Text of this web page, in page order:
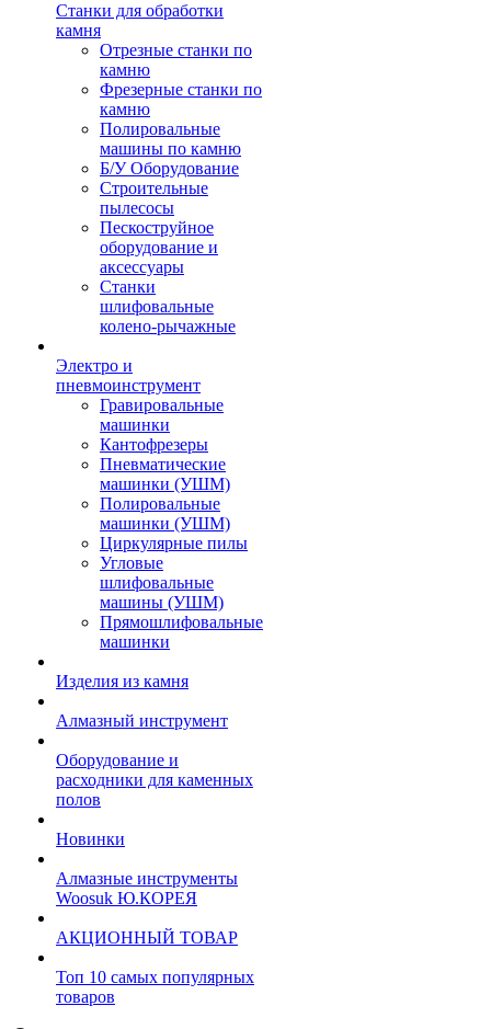
Станки для обработки
камня
Отрезные станки по
камню
Фрезерные станки по
камню
Полировальные
машины по камню
Б/У Оборудование
Строительные
пылесосы
Пескоструйное
оборудование и
аксессуары
Станки
шлифовальные
колено-рычажные
Электро и
пневмоинструмент
Гравировальные
машинки
Кантофрезеры
Пневматические
машинки (УШМ)
Полировальные
машинки (УШМ)
Циркулярные пилы
Угловые
шлифовальные
машины (УШМ)
Прямошлифовальные
машинки
Изделия из камня
Алмазный инструмент
Оборудование и
расходники для каменных
полов
Новинки
Алмазные инструменты
Woosuk Ю.КОРЕЯ
АКЦИОННЫЙ ТОВАР
Топ 10 самых популярных
товаров